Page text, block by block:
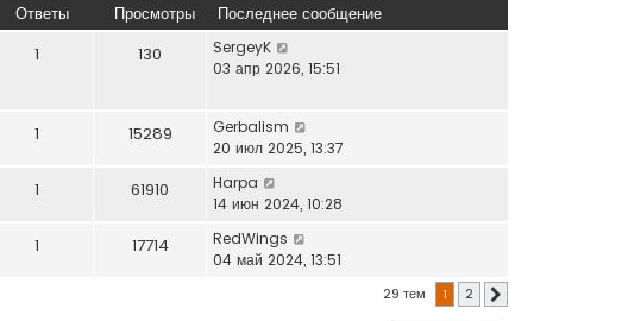
Ответы Просмотры Последнее сообщение
1 130
SergeyK
03 апр 2026, 15:51
1 15289
Gerbalism
20 июл 2025, 13:37
1 61910
Harpa
14 июн 2024, 10:28
1 17714
RedWings
04 май 2024, 13:51
29 тем 1 2